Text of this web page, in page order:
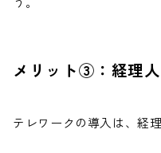
メリット③：経理
テレワークの導入は、経